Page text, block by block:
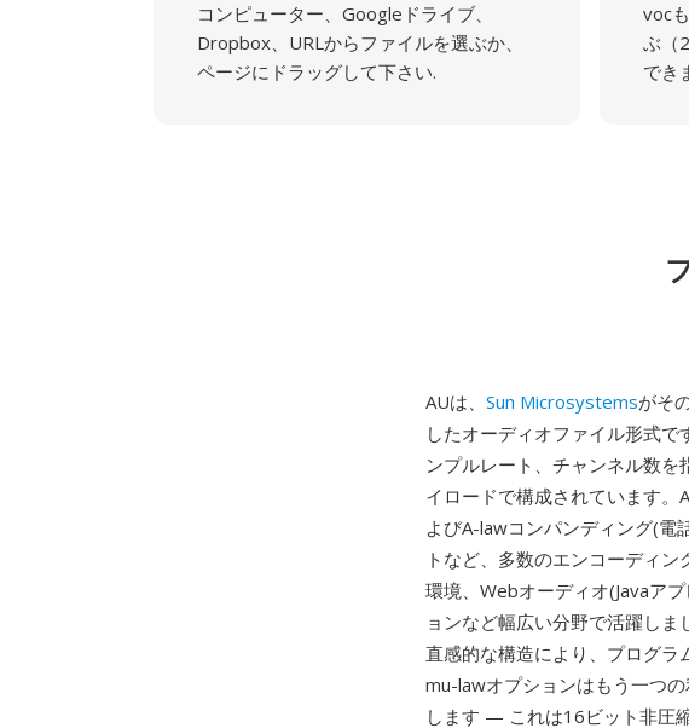
コンピューター、Googleドライブ、
Dropbox、URLからファイルを選ぶか、
ページにドラッグして下さい.
voc
ぶ（
でき
AUは、 Sun Microsystemsがそ
したオーディオファイル形式
ンプルレート、チャンネル数
イロードで構成されています
よびA-lawコンパンディング(電
トなど、多数のエンコーディ
環境、Webオーディオ(Javaア
ョンなど幅広い分野で活躍し
直感的な構造により、プログ
mu-lawオプションはもう一つ
します — これは16ビット非圧